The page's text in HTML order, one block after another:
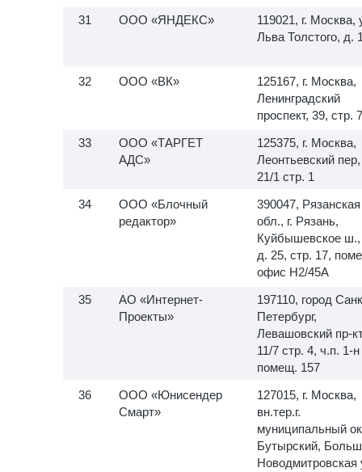
ООО «ЯНДЕКС»
119021, г. Москва,
Льва Толстого, д.
ООО «ВК»
125167, г. Москва,
Ленинградский
проспект, 39, стр.
ООО «ТАРГЕТ
АДС»
125375, г. Москва,
Леонтьевский
21/1 стр. 1
ООО «Блочный
редактор»
390047, Рязанская
обл., г. Рязань,
Куйбышевское ш.,
д. 25, стр. 17,
офис H2/45A
АО «Интернет-
Проекты»
197110, город
Петербург,
Левашовский пр-
11/7 стр. 4, ч.п. 1-н
помещ. 157
ООО «Юнисендер
Смарт»
127015, г. Москва,
вн.тер.г.
муниципальный
Бутырский,
Новодмитровская